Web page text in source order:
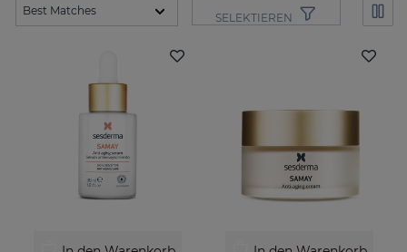
SELEKTIEREN